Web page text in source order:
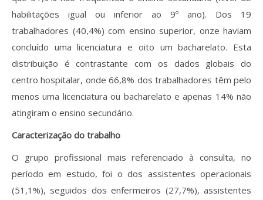
habilitações igual ou inferior ao 9º ano). Dos 19
trabalhadores (40,4%) com ensino superior, onze haviam
concluído uma licenciatura e oito um bacharelato. Esta
distribuição é contrastante com os dados globais do
centro hospitalar, onde 66,8% dos trabalhadores têm pelo
menos uma licenciatura ou bacharelato e apenas 14% não
atingiram o ensino secundário.
Caracterização do trabalho
O grupo profissional mais referenciado à consulta, no
período em estudo, foi o dos assistentes operacionais
(51,1%), seguidos dos enfermeiros (27,7%), assistentes